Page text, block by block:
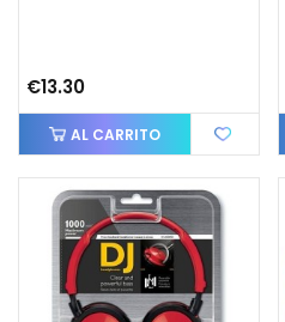
€13.30
AL CARRITO